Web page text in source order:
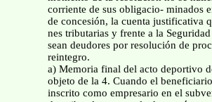
corriente de sus obligacio- minados
de concesión, la cuenta justificativa
nes tributarias y frente a la
sean deudores por resolución de
reintegro.
a) Memoria final del acto deportivo
objeto de la 4. Cuando el
inscrito como empresario en el